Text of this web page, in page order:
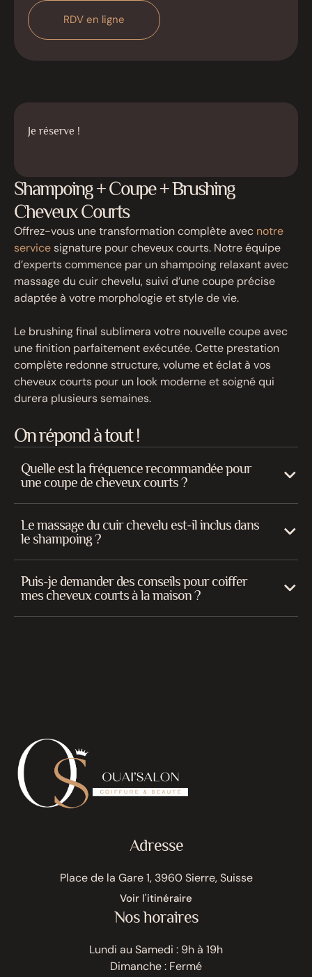
RDV en ligne
Je réserve !
Shampoing + Coupe + Brushing
Cheveux Courts
Offrez-vous une transformation complète avec notre
servicesignature pour cheveux courts. Notre équipe
d’experts commence par un shampoing relaxant avec
massage du cuir chevelu, suivi d’une coupe précise
adaptée à votre morphologie et style de vie.
Le brushing final sublimera votre nouvelle coupe avec
une finition parfaitement exécutée. Cette prestation
complète redonne structure, volume et éclat à vos
cheveux courts pour un look moderne et soigné qui
durera plusieurs semaines.
On répond à tout !
Quelle est la fréquence recommandée pour
une coupe de cheveux courts ?
Le massage du cuir chevelu est-il inclus dans
le shampoing ?
Puis-je demander des conseils pour coiffer
mes cheveux courts à la maison ?
Adresse
Place de la Gare 1, 3960 Sierre, Suisse
Voir l'itinéraire
Nos horaires
Lundi au Samedi : 9h à 19h
Dimanche : Fermé